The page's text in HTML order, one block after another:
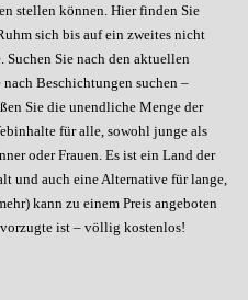
stellen können. Hier finden Sie
sich bis auf ein zweites nicht
Suchen Sie nach den aktuellen
nach Beschichtungen suchen –
Sie die unendliche Menge der
für alle, sowohl junge als
oder Frauen. Es ist ein Land der
und auch eine Alternative für lange,
kann zu einem Preis angeboten
ist – völlig kostenlos!